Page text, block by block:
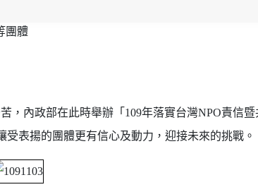
團體
內政部在此時舉辦「109年落實台灣NPO責信
表揚的團體更有信心及動力，迎接未來的挑戰。